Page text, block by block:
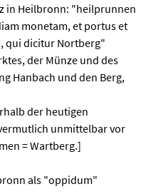
in Heilbronn: "heilprunnen
monetam, et portus et
qui dicitur Nortberg"
der Münze und des
Hanbach und den Berg,
der heutigen
unmittelbar vor
= Wartberg.]
als "oppidum"